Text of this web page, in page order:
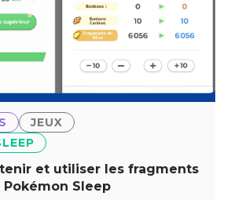
JEUX
et utiliser les fragments
Sleep